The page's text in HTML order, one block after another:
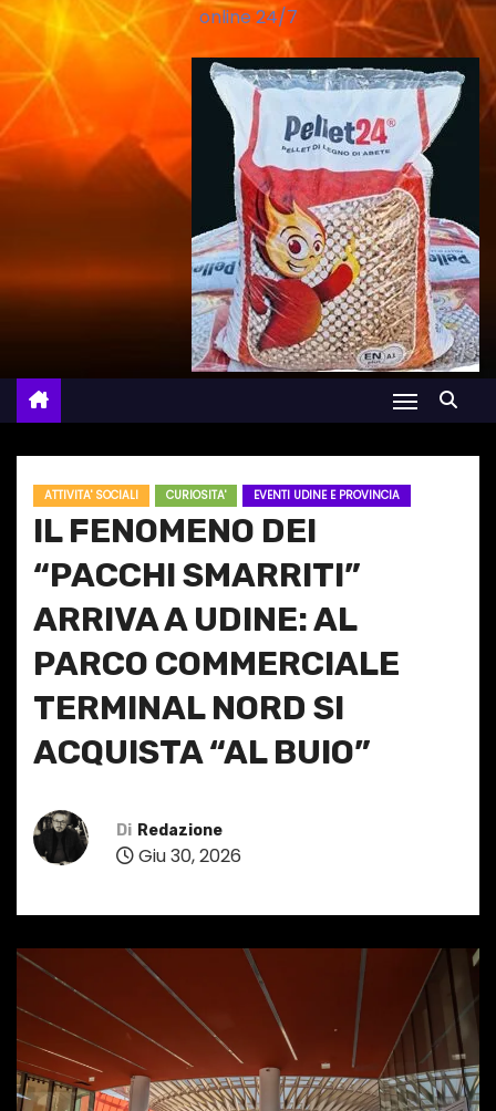
online 24/7
ATTIVITA' SOCIALI CURIOSITA' EVENTI UDINE E PROVINCIA
IL FENOMENO DEI
“PACCHI SMARRITI”
ARRIVA A UDINE: AL
PARCO COMMERCIALE
TERMINAL NORD SI
ACQUISTA “AL BUIO”
Di Redazione
Giu 30, 2026